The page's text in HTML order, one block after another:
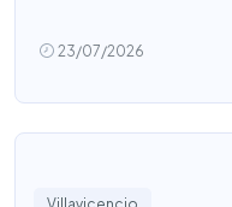
23/07/2026